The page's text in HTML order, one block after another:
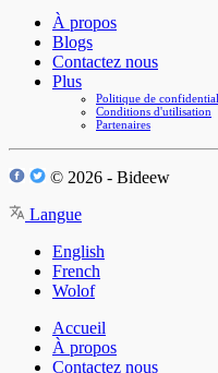
À propos
Blogs
Contactez nous
Plus
Politique de
Conditions d'utilisation
Partenaires
© 2026 - Bideew
Langue
English
French
Wolof
Accueil
À propos
Contactez nous